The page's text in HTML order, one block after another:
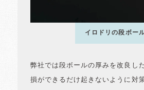
イロドリの段ボー
弊社では段ボールの厚みを改良し
損ができるだけ起きないように対